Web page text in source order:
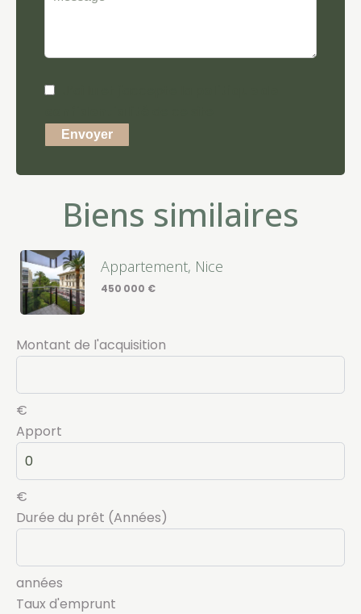
Envoyer
Biens similaires
Appartement, Nice
450 000 €
Montant de l'acquisition
€
Apport
€
Durée du prêt (Années)
années
Taux d'emprunt